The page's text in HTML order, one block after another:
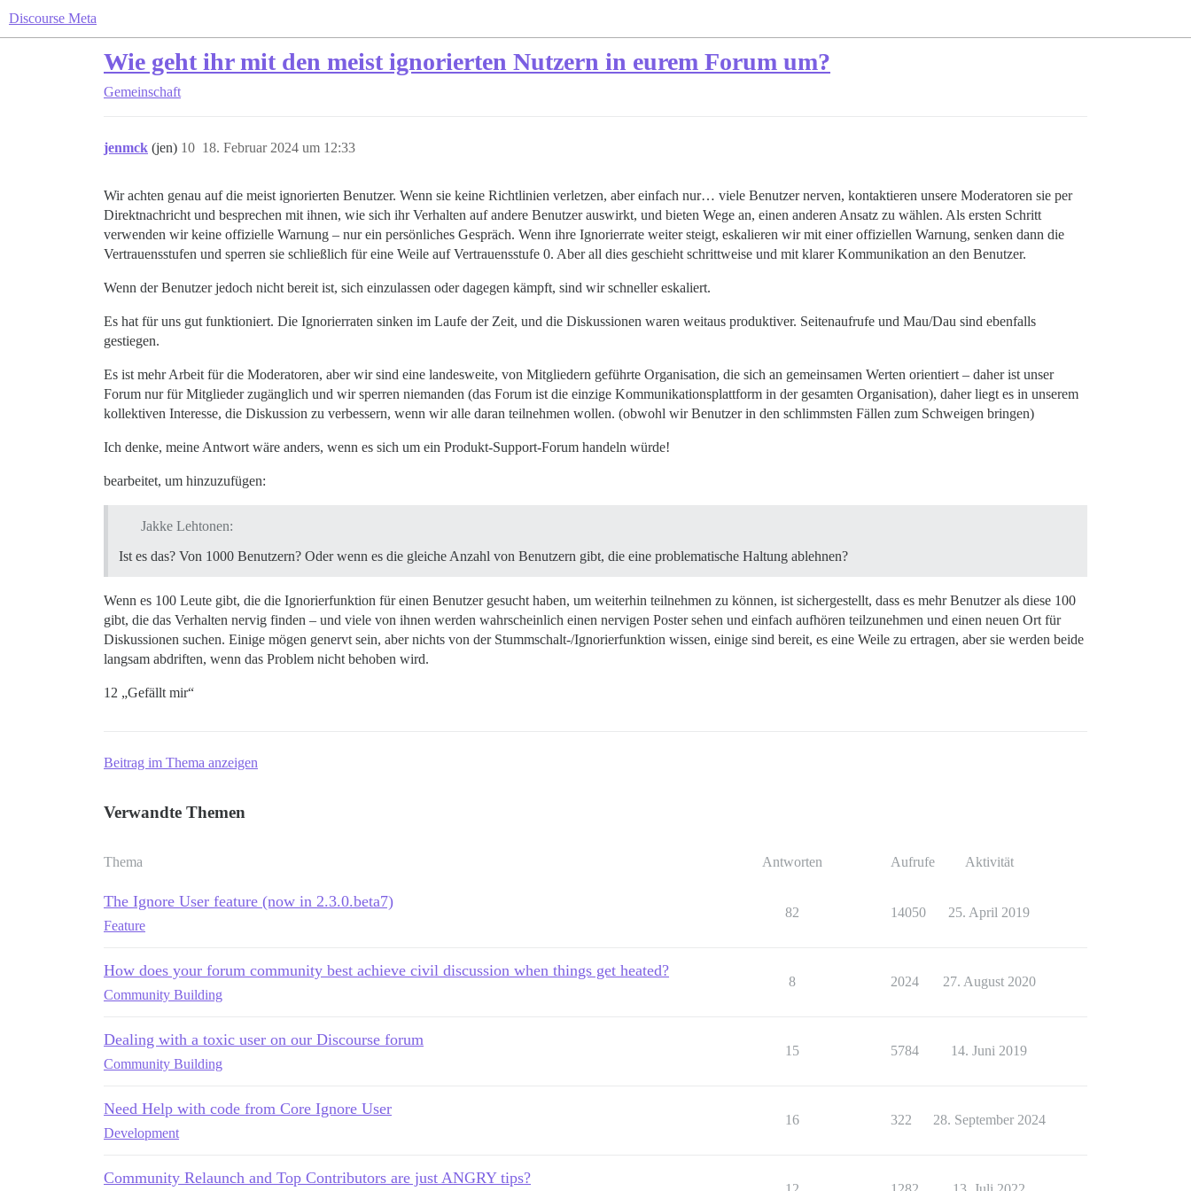
Discourse Meta
Wie geht ihr mit den meist ignorierten Nutzern in eurem Forum um?
Gemeinschaft
jenmck (jen) 18. Februar 2024 um 12:33
10
Wir achten genau auf die meist ignorierten Benutzer. Wenn sie keine Richtlinien verletzen, aber einfach nur… viele Benutzer nerven, kontaktieren unsere Moderatoren sie per
Direktnachricht und besprechen mit ihnen, wie sich ihr Verhalten auf andere Benutzer auswirkt, und bieten Wege an, einen anderen Ansatz zu wählen. Als ersten Schritt
verwenden wir keine offizielle Warnung – nur ein persönliches Gespräch. Wenn ihre Ignorierrate weiter steigt, eskalieren wir mit einer offiziellen Warnung, senken dann die
Vertrauensstufen und sperren sie schließlich für eine Weile auf Vertrauensstufe 0. Aber all dies geschieht schrittweise und mit klarer Kommunikation an den Benutzer.
Wenn der Benutzer jedoch nicht bereit ist, sich einzulassen oder dagegen kämpft, sind wir schneller eskaliert.
Es hat für uns gut funktioniert. Die Ignorierraten sinken im Laufe der Zeit, und die Diskussionen waren weitaus produktiver. Seitenaufrufe und Mau/Dau sind ebenfalls
gestiegen.
Es ist mehr Arbeit für die Moderatoren, aber wir sind eine landesweite, von Mitgliedern geführte Organisation, die sich an gemeinsamen Werten orientiert – daher ist unser
Forum nur für Mitglieder zugänglich und wir sperren niemanden (das Forum ist die einzige Kommunikationsplattform in der gesamten Organisation), daher liegt es in unserem
kollektiven Interesse, die Diskussion zu verbessern, wenn wir alle daran teilnehmen wollen. (obwohl wir Benutzer in den schlimmsten Fällen zum Schweigen bringen)
Ich denke, meine Antwort wäre anders, wenn es sich um ein Produkt-Support-Forum handeln würde!
bearbeitet, um hinzuzufügen:
Jakke Lehtonen:
Ist es das? Von 1000 Benutzern? Oder wenn es die gleiche Anzahl von Benutzern gibt, die eine problematische Haltung ablehnen?
Wenn es 100 Leute gibt, die die Ignorierfunktion für einen Benutzer gesucht haben, um weiterhin teilnehmen zu können, ist sichergestellt, dass es mehr Benutzer als diese 100
gibt, die das Verhalten nervig finden – und viele von ihnen werden wahrscheinlich einen nervigen Poster sehen und einfach aufhören teilzunehmen und einen neuen Ort für
Diskussionen suchen. Einige mögen genervt sein, aber nichts von der Stummschalt-/Ignorierfunktion wissen, einige sind bereit, es eine Weile zu ertragen, aber sie werden beide
langsam abdriften, wenn das Problem nicht behoben wird.
12 „Gefällt mir“
Beitrag im Thema anzeigen
Verwandte Themen
Thema Antworten Aufrufe Aktivität
The Ignore User feature (now in 2.3.0.beta7)
Feature
82 14050 25. April 2019
How does your forum community best achieve civil discussion when things get heated?
Community Building
8 2024 27. August 2020
Dealing with a toxic user on our Discourse forum
Community Building
15 5784 14. Juni 2019
Need Help with code from Core Ignore User
Development
16 322 28. September 2024
Community Relaunch and Top Contributors are just ANGRY tips?